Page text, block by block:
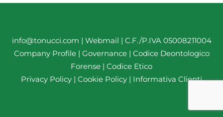
info@tonucci.com | Webmail | C.F./P.IVA 05008211004
Company Profile| Governance | Codice Deontologico
Forense | Codice Etico
Privacy Policy | Cookie Policy | Informativa Clienti